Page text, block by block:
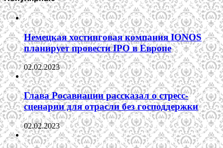
Немецкая хостинговая компания IONOS
планирует провести IPO в Европе
02.02.2023
Глава Росавиации рассказал о стресс-
сценарии для отрасли без господдержки
02.02.2023